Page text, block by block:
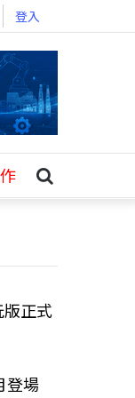
登入
正式
登場